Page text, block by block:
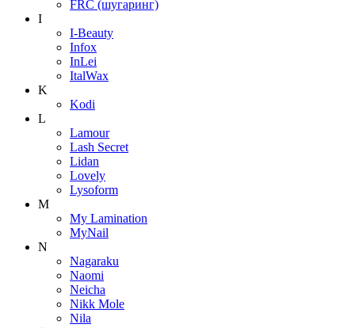
FRC (шугаринг)
I
I-Beauty
Infox
InLei
ItalWax
K
Kodi
L
Lamour
Lash Secret
Lidan
Lovely
Lysoform
M
My Lamination
MyNail
N
Nagaraku
Naomi
Neicha
Nikk Mole
Nila